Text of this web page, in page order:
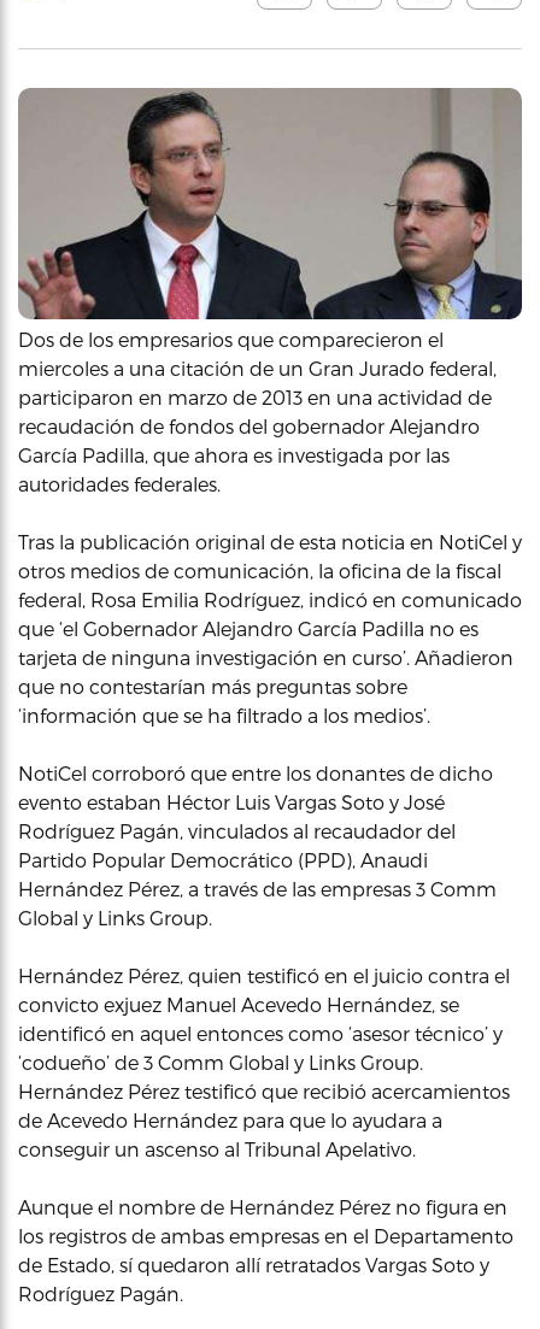
Dos de los empresarios que comparecieron el
miercoles a una citación de un Gran Jurado federal,
participaron en marzo de 2013 en una actividad de
recaudación de fondos del gobernador Alejandro
García Padilla, que ahora es investigada por las
autoridades federales.
Tras la publicación original de esta noticia en NotiCel y
otros medios de comunicación, la oficina de la fiscal
federal, Rosa Emilia Rodríguez, indicó en comunicado
que ‘el Gobernador Alejandro García Padilla no es
tarjeta de ninguna investigación en curso’. Añadieron
que no contestarían más preguntas sobre
‘información que se ha filtrado a los medios’.
NotiCel corroboró que entre los donantes de dicho
evento estaban Héctor Luis Vargas Soto y José
Rodríguez Pagán, vinculados al recaudador del
Partido Popular Democrático (PPD), Anaudi
Hernández Pérez, a través de las empresas 3 Comm
Global y Links Group.
Hernández Pérez, quien testificó en el juicio contra el
convicto exjuez Manuel Acevedo Hernández, se
identificó en aquel entonces como ‘asesor técnico’ y
‘codueño’ de 3 Comm Global y Links Group.
Hernández Pérez testificó que recibió acercamientos
de Acevedo Hernández para que lo ayudara a
conseguir un ascenso al Tribunal Apelativo.
Aunque el nombre de Hernández Pérez no figura en
los registros de ambas empresas en el Departamento
de Estado, sí quedaron allí retratados Vargas Soto y
Rodríguez Pagán.